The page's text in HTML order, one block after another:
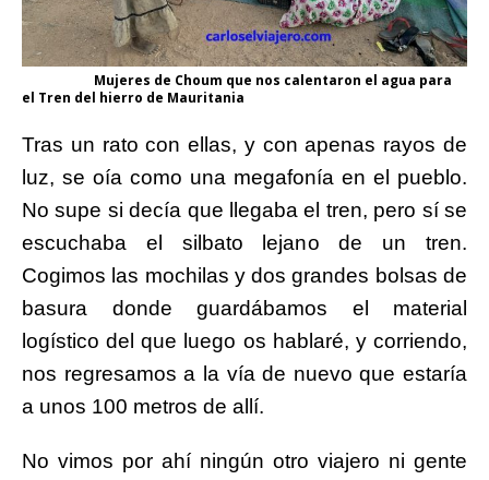
Mujeres de Choum que nos calentaron el agua para
el Tren del hierro de Mauritania
Tras un rato con ellas, y con apenas rayos de
luz, se oía como una megafonía en el pueblo.
No supe si decía que llegaba el tren, pero sí se
escuchaba el silbato lejano de un tren.
Cogimos las mochilas y dos grandes bolsas de
basura donde guardábamos el material
logístico del que luego os hablaré, y corriendo,
nos regresamos a la vía de nuevo que estaría
a unos 100 metros de allí.
No vimos por ahí ningún otro viajero ni gente